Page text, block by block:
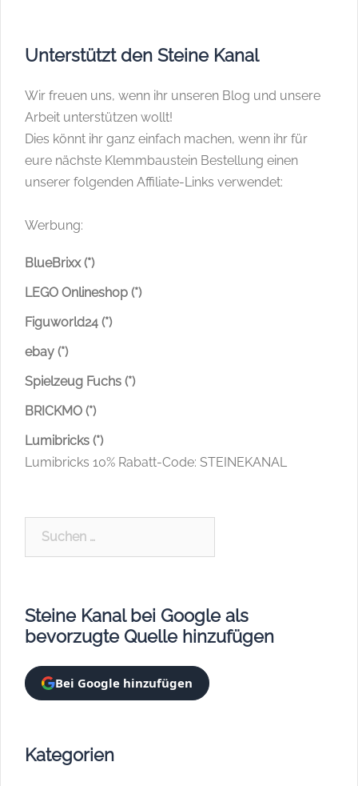
Unterstützt den Steine Kanal
Wir freuen uns, wenn ihr unseren Blog und unsere
Arbeit unterstützen wollt!
Dies könnt ihr ganz einfach machen, wenn ihr für
eure nächste Klemmbaustein Bestellung einen
unserer folgenden Affiliate-Links verwendet:
Werbung:
BlueBrixx (*)
LEGO Onlineshop (*)
Figuworld24 (*)
ebay (*)
Spielzeug Fuchs (*)
BRICKMO (*)
Lumibricks (*)
Lumibricks 10% Rabatt-Code: STEINEKANAL
Suchen
Steine Kanal bei Google als
bevorzugte Quelle hinzufügen
Bei Google hinzufügen
Kategorien